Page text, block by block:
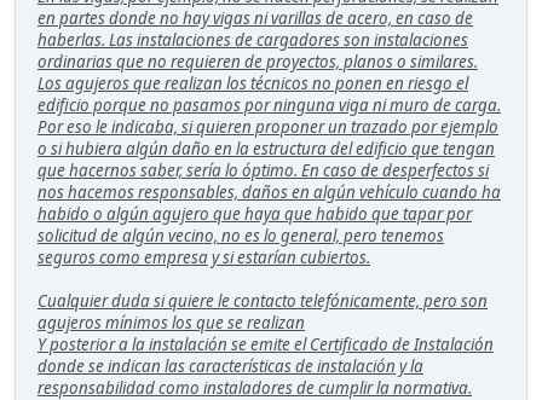
en partes donde no hay vigas ni varillas de acero, en caso de
haberlas. Las instalaciones de cargadores son instalaciones
ordinarias que no requieren de proyectos, planos o similares.
Los agujeros que realizan los técnicos no ponen en riesgo el
edificio porque no pasamos por ninguna viga ni muro de carga.
Por eso le indicaba, si quieren proponer un trazado por ejemplo
o si hubiera algún daño en la estructura del edificio que tengan
que hacernos saber, sería lo óptimo. En caso de desperfectos si
nos hacemos responsables, daños en algún vehículo cuando ha
habido o algún agujero que haya que habido que tapar por
solicitud de algún vecino, no es lo general, pero tenemos
seguros como empresa y si estarían cubiertos.
Cualquier duda si quiere le contacto telefónicamente, pero son
agujeros mínimos los que se realizan
Y posterior a la instalación se emite el Certificado de Instalación
donde se indican las características de instalación y la
responsabilidad como instaladores de cumplir la normativa.